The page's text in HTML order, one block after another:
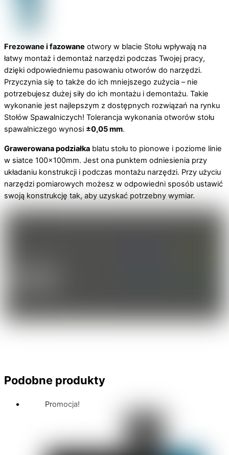
Frezowane i fazowane otwory w blacie Stołu wpływają na
łatwy montaż i demontaż narzędzi podczas Twojej pracy,
dzięki odpowiedniemu pasowaniu otworów do narzędzi.
Przyczynia się to także do ich mniejszego zużycia – nie
potrzebujesz dużej siły do ich montażu i demontażu. Takie
wykonanie jest najlepszym z dostępnych rozwiązań na rynku
Stołów Spawalniczych! Tolerancja wykonania otworów stołu
spawalniczego wynosi ±0,05 mm.
Grawerowana podziałka blatu stołu to pionowe i poziome linie
w siatce 100x100mm. Jest ona punktem odniesienia przy
układaniu konstrukcji i podczas montażu narzędzi. Przy użyciu
narzędzi pomiarowych możesz w odpowiedni sposób ustawić
swoją konstrukcję tak, aby uzyskać potrzebny wymiar.
Podobne produkty
Promocja!